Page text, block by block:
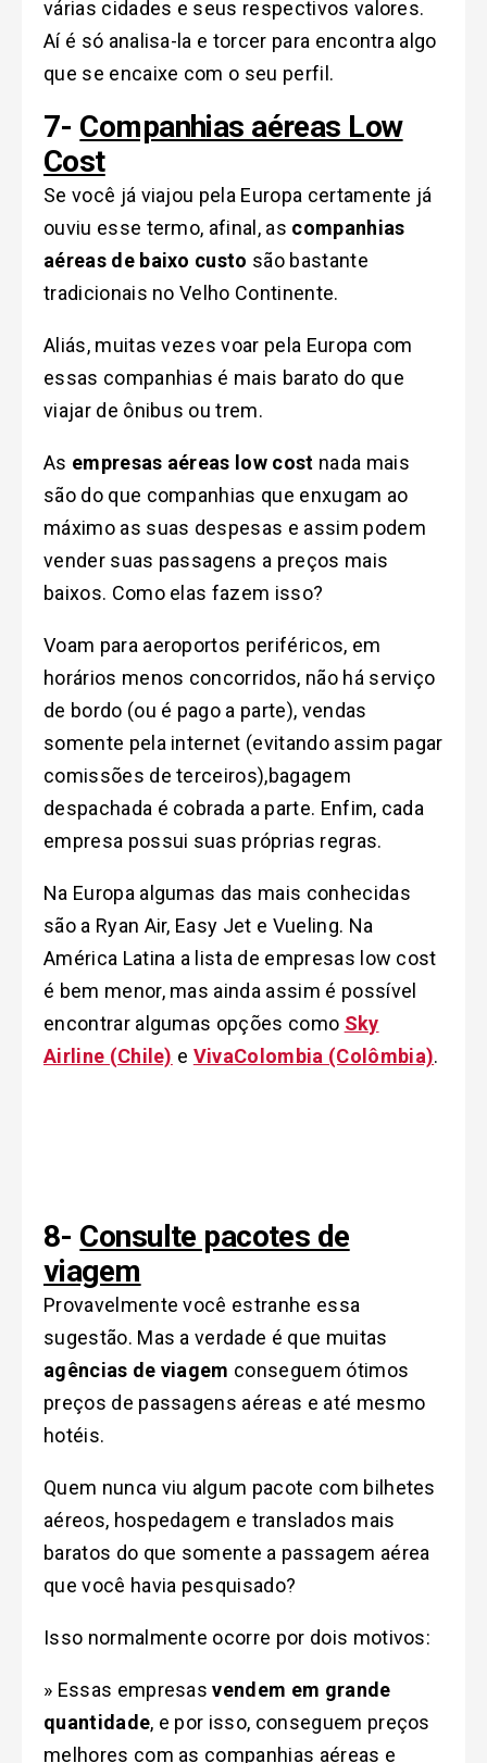
várias cidades e seus respectivos valores.
Aí é só analisa-la e torcer para encontra algo
que se encaixe com o seu perfil.
7- Companhias aéreas Low
Cost
Se você já viajou pela Europa certamente já
ouviu esse termo, afinal, as companhias
aéreas de baixo custo são bastante
tradicionais no Velho Continente.
Aliás, muitas vezes voar pela Europa com
essas companhias é mais barato do que
viajar de ônibus ou trem.
As empresas aéreas low cost nada mais
são do que companhias que enxugam ao
máximo as suas despesas e assim podem
vender suas passagens a preços mais
baixos. Como elas fazem isso?
Voam para aeroportos periféricos, em
horários menos concorridos, não há serviço
de bordo (ou é pago a parte), vendas
somente pela internet (evitando assim pagar
comissões de terceiros),bagagem
despachada é cobrada a parte. Enfim, cada
empresa possui suas próprias regras.
Na Europa algumas das mais conhecidas
são a Ryan Air, Easy Jet e Vueling. Na
América Latina a lista de empresas low cost
é bem menor, mas ainda assim é possível
encontrar algumas opções como Sky
Airline (Chile) e VivaColombia (Colômbia).
8- Consulte pacotes de
viagem
Provavelmente você estranhe essa
sugestão. Mas a verdade é que muitas
agências de viagem conseguem ótimos
preços de passagens aéreas e até mesmo
hotéis.
Quem nunca viu algum pacote com bilhetes
aéreos, hospedagem e translados mais
baratos do que somente a passagem aérea
que você havia pesquisado?
Isso normalmente ocorre por dois motivos:
» Essas empresasvendem em grande
quantidade, e por isso, conseguem preços
melhores com as companhias aéreas e